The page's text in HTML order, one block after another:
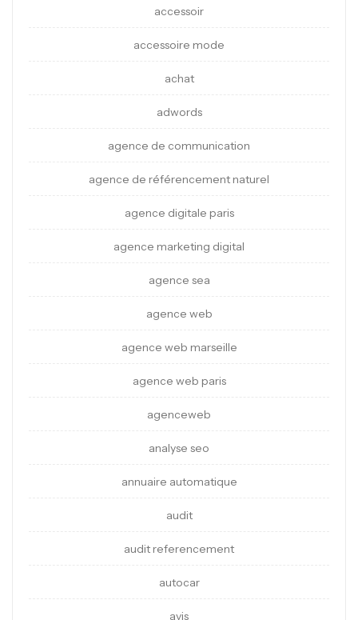
accessoir
accessoire mode
achat
adwords
agence de communication
agence de référencement naturel
agence digitale paris
agence marketing digital
agence sea
agence web
agence web marseille
agence web paris
agenceweb
analyse seo
annuaire automatique
audit
audit referencement
autocar
avis